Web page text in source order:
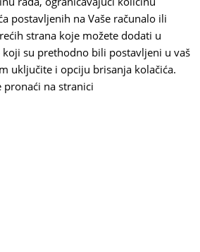
postavljenih na Vaše računalo ili
strana koje možete dodati u
su prethodno bili postavljeni u vaš
uključite i opciju brisanja kolačića.
na stranici